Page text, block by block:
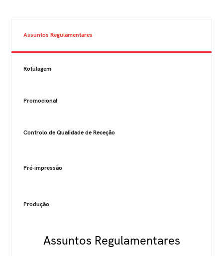
Assuntos Regulamentares
Rotulagem
Promocional
Controlo de Qualidade de Receção
Pré-impressão
Produção
Assuntos Regulamentares